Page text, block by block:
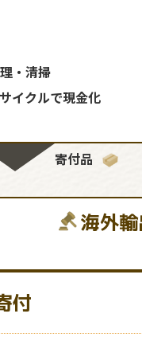
・清掃
イクルで現金化
寄付品
海外
付